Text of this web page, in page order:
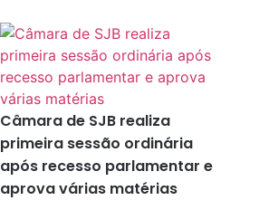
Câmara de SJB realiza
primeira sessão ordinária
após recesso parlamentar e
aprova várias matérias